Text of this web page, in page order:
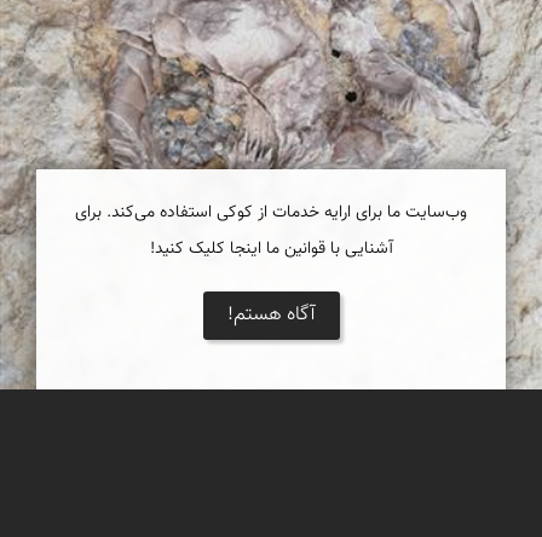
وب‌سایت ما برای ارایه خدمات از کوکی استفاده می‌کند. برای
آشنایی با قوانین ما اینجا کلیک کنید!
آگاه هستم!